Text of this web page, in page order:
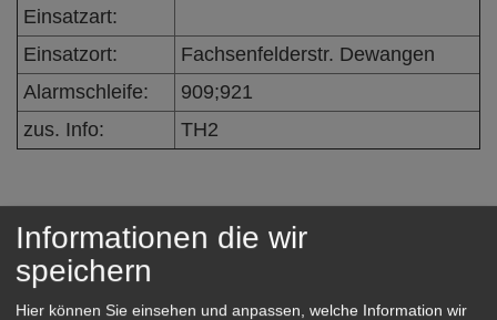
Einsatzart:
Einsatzort:
Fachsenfelderstr. Dewangen
Alarmschleife:
909;921
zus. Info:
TH2
Eingeleitete Maßnahmen /
Einsatzverlauf:
Baum entfernt
Informationen die wir
speichern
Hier können Sie einsehen und anpassen, welche Information wir